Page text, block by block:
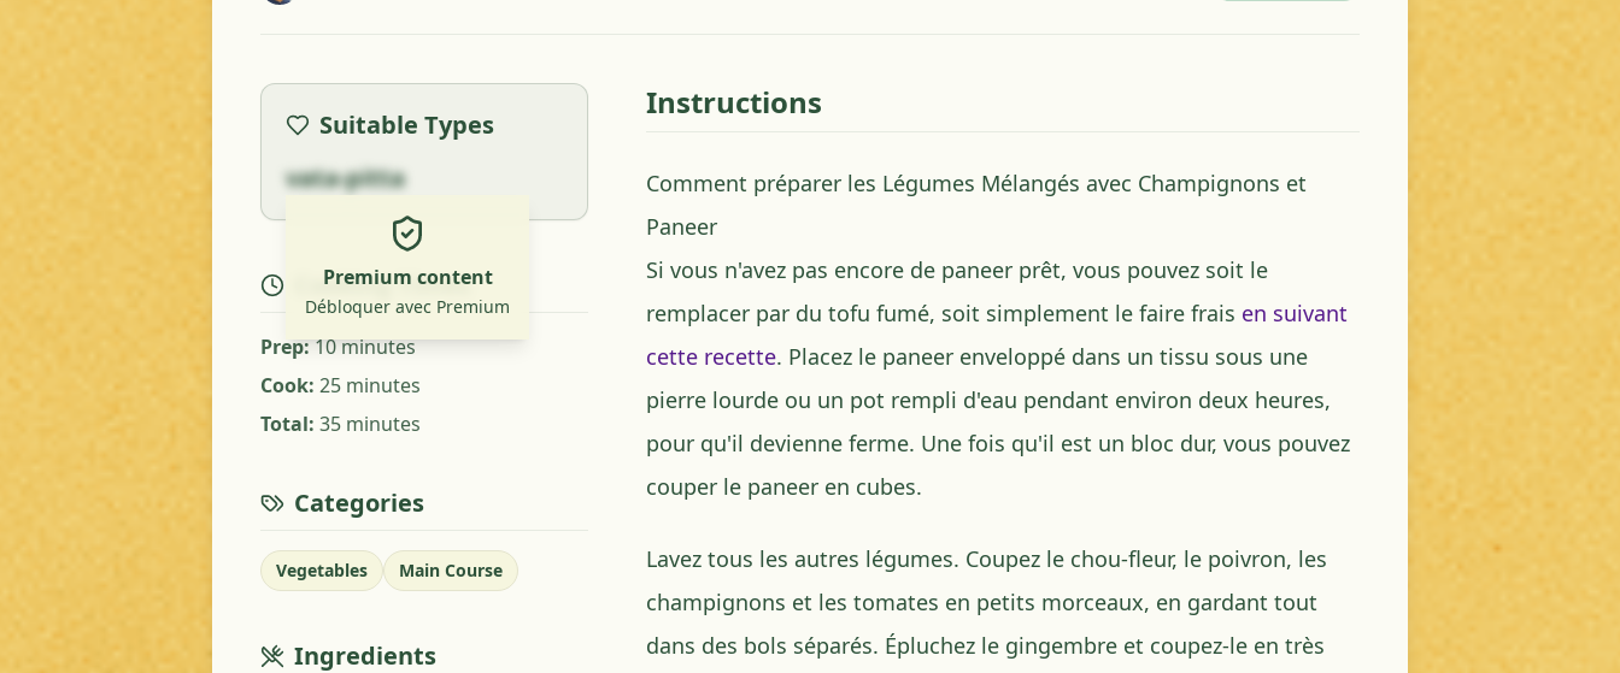
Suitable Types
vata-pitta
Premium content
Débloquer avec Premium
Cooking Times
Prep:10 minutes
Cook: 25 minutes
Total: 35 minutes
Categories
Vegetables Main Course
Ingredients
Instructions
Comment préparer les Légumes Mélangés avec Champignons et
Paneer
Si vous n'avez pas encore de paneer prêt, vous pouvez soit le
remplacer par du tofu fumé, soit simplement le faire frais en suivant
cette recette. Placez le paneer enveloppé dans un tissu sous une
pierre lourde ou un pot rempli d'eau pendant environ deux heures,
pour qu'il devienne ferme. Une fois qu'il est un bloc dur, vous pouvez
couper le paneer en cubes.
Lavez tous les autres légumes. Coupez le chou-fleur, le poivron, les
champignons et les tomates en petits morceaux, en gardant tout
dans des bols séparés. Épluchez le gingembre et coupez-le en très